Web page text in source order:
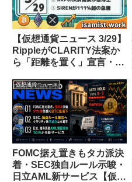
【仮想通貨ニュース 3/29】
RippleがCLARITY法案か
ら「距離を置く」宣言・ス
でXRP需要が急浮上・
SIRENが24時間で111%急
騰
仮想通貨ニュース
FOMC据え置きもタカ派決
着・SEC独自ルール示唆・
日立AML新サービス【仮想